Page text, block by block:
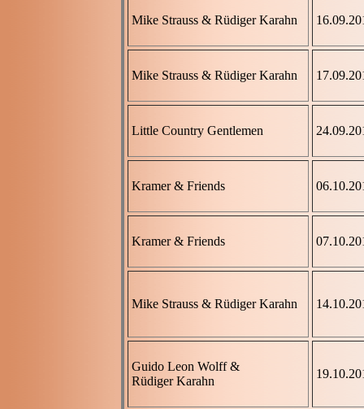
Mike Strauss & Rüdiger Karahn
Mike Strauss & Rüdiger Karahn
Little Country Gentlemen
Kramer & Friends
Kramer & Friends
Mike Strauss & Rüdiger Karahn
Guido Leon Wolff &
Rüdiger Karahn